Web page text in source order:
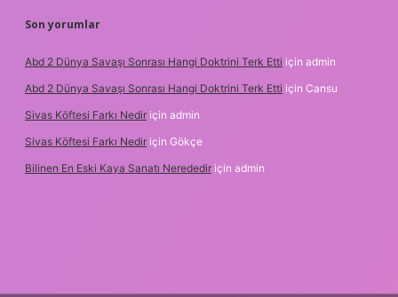
Son yorumlar
Abd 2 Dünya Savaşı Sonrası Hangi Doktrini Terk Etti için admin
Abd 2 Dünya Savaşı Sonrası Hangi Doktrini Terk Etti için Cansu
Sivas Köftesi Farkı Nedir için admin
Sivas Köftesi Farkı Nedir için Gökçe
Bilinen En Eski Kaya Sanatı Nerededir için admin